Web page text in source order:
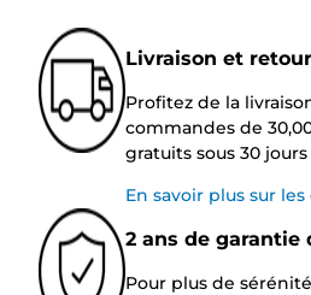
Livraison et
Profitez de la
commandes de
gratuits sous 30
En savoir plus sur
2 ans de garantie
Pour plus de